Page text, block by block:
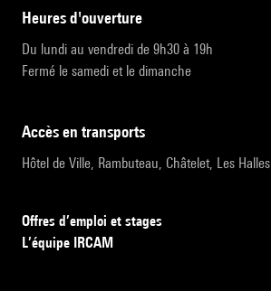
heures d'ouverture
Du lundi au vendredi de 9h30 à 19h
Fermé le samedi et le dimanche
accès en transports
Hôtel de Ville, Rambuteau, Châtelet, Les Halles
Offres d’emploi et stages
L’équipe IRCAM